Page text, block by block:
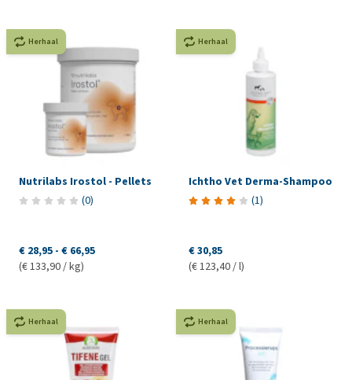
Herhaal
Nutrilabs Irostol - Pellets
(0)
€ 28,95 - € 66,95
(€ 133,90 / kg)
Herhaal
Ichtho Vet Derma-Shampoo
(1)
€ 30,85
(€ 123,40 / l)
Herhaal Herhaal